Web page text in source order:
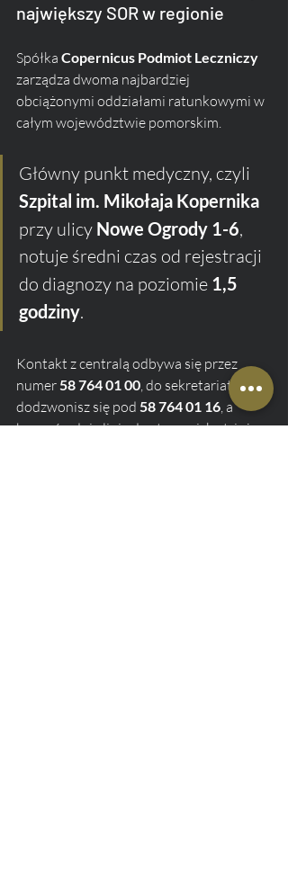
największy SOR w regionie
Spółka Copernicus Podmiot Leczniczy
zarządza dwoma najbardziej
obciążonymi oddziałami ratunkowymi w
całym województwie pomorskim.
Główny punkt medyczny, czyli
Szpital im. Mikołaja Kopernika
przy ulicy Nowe Ogrody 1-6,
notuje średni czas od rejestracji
do diagnozy na poziomie 1,5
godziny.
Kontakt z centralą odbywa się przez
numer 58 764 01 00 , do sekretariatu
dodzwonisz się pod 58 764 01 16 , a
bezpośrednia linia do stanowiska triażu